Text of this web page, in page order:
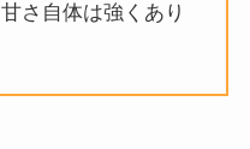
さ自体は強くあり